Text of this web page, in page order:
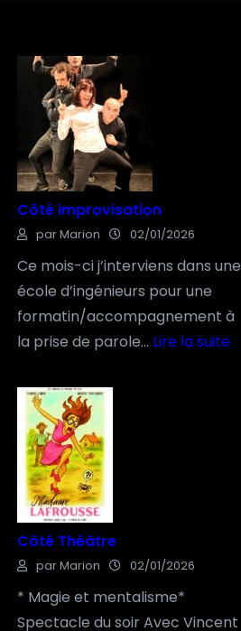
Côté improvisation
par Marion 02/01/2026
Ce mois-ci j’interviens dans une
école d’ingénieurs pour une
formatin/accompagnement à
la prise de parole… Lire la suite
v
Côté Théâtre
par Marion 02/01/2026
* Magie et mentalisme*
Spectacle du soir Avec Vincent